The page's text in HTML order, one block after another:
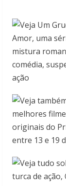
n
g